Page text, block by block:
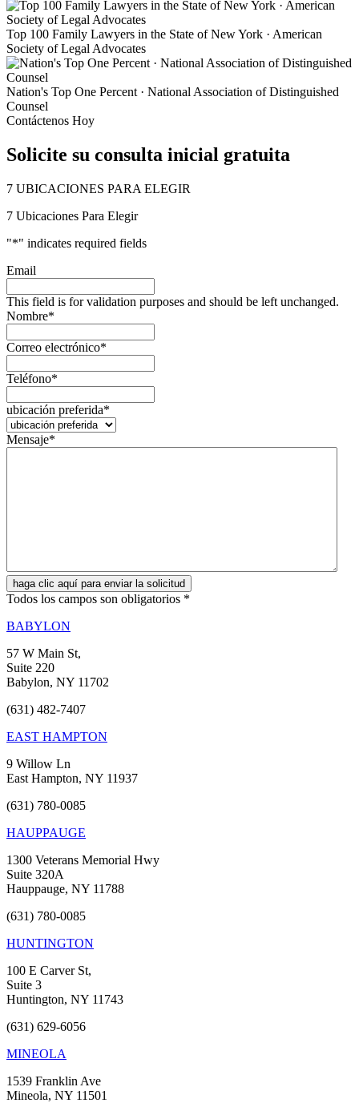
Top 100 Family Lawyers in the State of New York · American
Society of Legal Advocates
Nation's Top One Percent · National Association of Distinguished
Counsel
Contáctenos Hoy
Solicite su consulta inicial gratuita
7 UBICACIONES PARA ELEGIR
7 Ubicaciones Para Elegir
"*" indicates required fields
Email
This field is for validation purposes and should be left unchanged.
Nombre*
Correo electrónico*
Teléfono*
ubicación preferida*
Mensaje*
Todos los campos son obligatorios *
BABYLON
57 W Main St,
Suite 220
Babylon, NY 11702
(631) 482-7407
EAST HAMPTON
9 Willow Ln
East Hampton, NY 11937
(631) 780-0085
HAUPPAUGE
1300 Veterans Memorial Hwy
Suite 320A
Hauppauge, NY 11788
(631) 780-0085
HUNTINGTON
100 E Carver St,
Suite 3
Huntington, NY 11743
(631) 629-6056
MINEOLA
1539 Franklin Ave
Mineola, NY 11501